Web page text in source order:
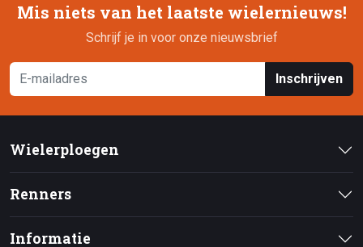
Mis niets van het laatste wielernieuws!
Schrijf je in voor onze nieuwsbrief
Inschrijven
Wielerploegen
Renners
Informatie